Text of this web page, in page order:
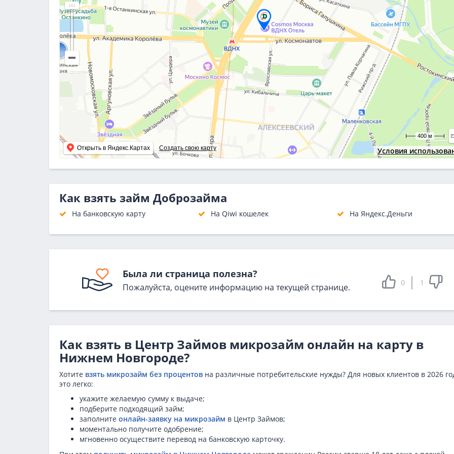
Условия
Открыть в Яндекс.Картах Создать свою карту
400 м
Как взять займ Доброзайма
На банковскую карту На Qiwi кошелек На Яндекс.Деньги
Была ли страница полезна?
Пожалуйста, оцените информацию на текущей странице. 0 1
Как взять в Центр Займов микрозайм онлайн на карту в
Нижнем Новгороде?
Хотите взять микрозайм без процентов на различные потребительские нужды? Для новых клиентов в 2026
это легко:
укажите желаемую сумму к выдаче;
подберите подходящий займ;
заполните онлайн-заявку на микрозайм в Центр Займов;
моментально получите одобрение;
мгновенно осуществите перевод на банковскую карточку.